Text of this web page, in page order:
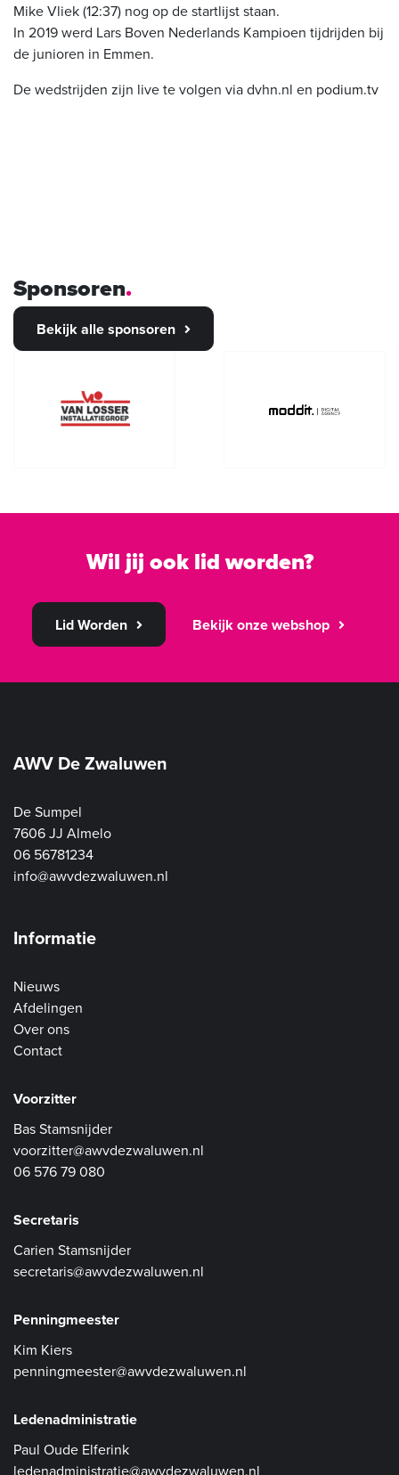
Mike Vliek (12:37) nog op de startlijst staan.
In 2019 werd Lars Boven Nederlands Kampioen tijdrijden bij
de junioren in Emmen.
De wedstrijden zijn live te volgen via dvhn.nl en podium.tv
Sponsoren
Bekijk alle sponsoren
Wil jij ook lid worden?
Lid Worden Bekijk onze webshop
AWV De Zwaluwen
De Sumpel
7606 JJ Almelo
06 56781234
info@awvdezwaluwen.nl
Informatie
Nieuws
Afdelingen
Over ons
Contact
Voorzitter
Bas Stamsnijder
voorzitter@awvdezwaluwen.nl
06 576 79 080
Secretaris
Carien Stamsnijder
secretaris@awvdezwaluwen.nl
Penningmeester
Kim Kiers
penningmeester@awvdezwaluwen.nl
Ledenadministratie
Paul Oude Elferink
ledenadministratie@awvdezwaluwen.nl